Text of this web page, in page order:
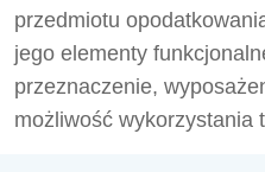
przedmiotu
jego elementy
przeznaczenie,
możliwość wykorzystania